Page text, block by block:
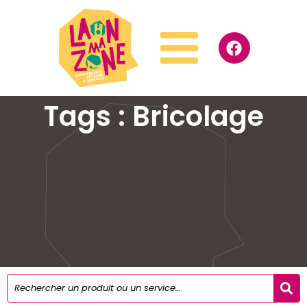
Tags : Bricolage